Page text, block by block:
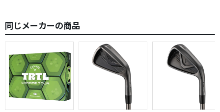
った(笑)。
非常に興味があります！！
いずれにせよ、キャロウェイさんの今後の益々のご活躍?!
を
祈念してます♪
同じメーカーの商品